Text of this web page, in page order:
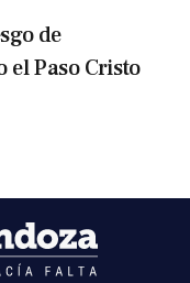
de
Paso Cristo